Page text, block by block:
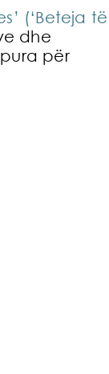
(‘Beteja të
dhe
për